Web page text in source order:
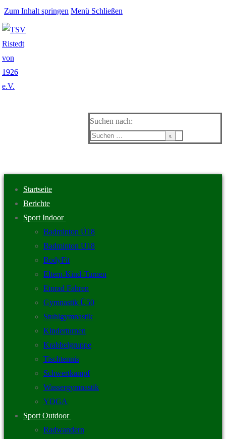
Zum Inhalt springen Menü Schließen
Suchen nach:
Startseite
Berichte
Sport Indoor
Badminton Ü18
Badminton U18
BodyFit
Eltern-Kind-Turnen
Einrad Fahren
Gymnastik Ü50
Stuhlgymnastik
Kinderturnen
Krabbelgruppe
Tischtennis
Schwertkampf
Wassergymnastik
YOGA
Sport Outdoor
Radwandern